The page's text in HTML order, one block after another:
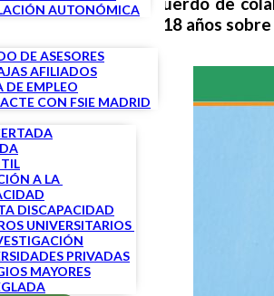
AUTONÓMICA
DE ASESORES
AFILIADOS
DE EMPLEO
CON FSIE MADRID
A LA
DISCAPACIDAD
UNIVERSITARIOS
PRIVADAS
MAYORES
y jóvenes
de 14 a 18 años